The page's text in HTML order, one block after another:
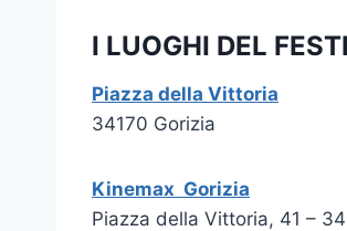
I LUOGHI DEL
Piazza della Vittoria
34170 Gorizia
Kinemax Gorizia
Piazza della Vittoria, 41 –